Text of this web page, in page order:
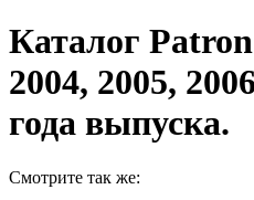
Каталог
2004, 2005,
года выпуска.
Смотрите так же: